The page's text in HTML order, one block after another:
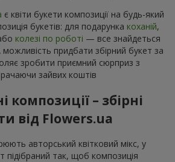
є квіти букети композиції на будь-який
букетів: для подарунка коханій,
колезі по роботі — все знайдеться
можливість придбати збірний букет за
зробити приємний сюрприз з
зайвих коштів
композиції – збірні
від Flowers.ua
авторський квітковий мікс, у
так, щоб композиція